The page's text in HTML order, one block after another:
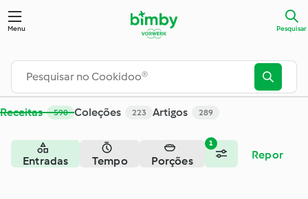
Menu Pesquisar
Receitas 590 Coleções 223 Artigos 289
1
Entradas Tempo Porções Repor
Pesquisar - Cookidoo® – a plataforma oficial de receitas